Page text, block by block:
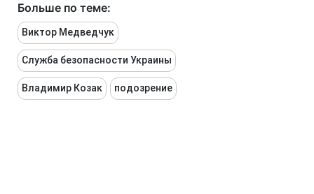
Больше по теме:
Виктор Медведчук
Служба безопасности Украины
Владимир Козак подозрение